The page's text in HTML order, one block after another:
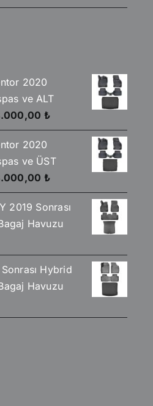
andaki
2020
ve ALT
₺
2020
ve ÜST
₺
2019 Sonrası
Havuzu
Hybrid
Havuzu